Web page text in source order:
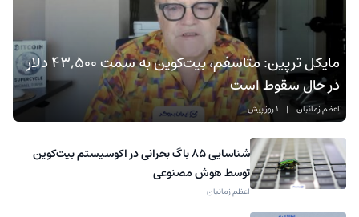
مایکل ترپین: متاسفم، بیت‌کوین به سمت ۴۳,۵۰۰ دلار
در حال سقوط است
اعظم زمانیان | 1 روز پیش
شناسایی ۸۵ باگ بحرانی در اکوسیستم بیت‌کوین
توسط هوش مصنوعی
اعظم زمانیان